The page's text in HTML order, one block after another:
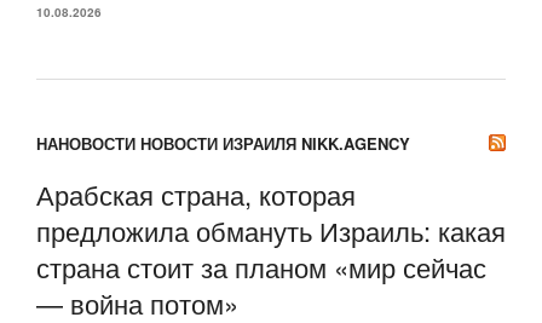
10.08.2026
НАНОВОСТИ НОВОСТИ ИЗРАИЛЯ NIKK.AGENCY
Арабская страна, которая
предложила обмануть Израиль: какая
страна стоит за планом «мир сейчас
— война потом»